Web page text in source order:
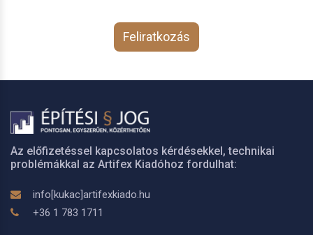
Feliratkozás
Az előfizetéssel kapcsolatos kérdésekkel, technikai
problémákkal az Artifex Kiadóhoz fordulhat:
info[kukac]artifexkiado.hu
+36 1 783 1711